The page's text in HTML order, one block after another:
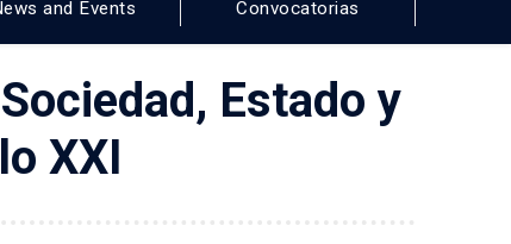
and Events Convocatorias
Estado y
XXI